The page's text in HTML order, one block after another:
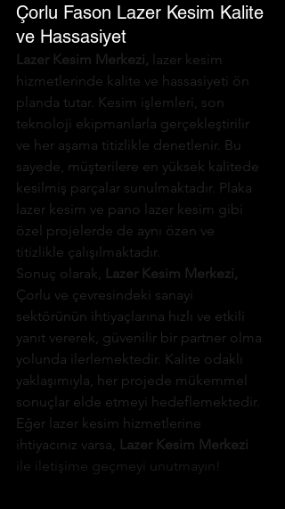
Çorlu Fason Lazer Kesim Kalite
ve Hassasiyet
Lazer Kesim Merkezi, lazer kesim
hizmetlerinde kalite ve hassasiyeti ön
planda tutar. Kesim işlemleri, son
teknoloji ekipmanlarla gerçekleştirilir
ve her aşama titizlikle denetlenir. Bu
sayede, müşterilere en yüksek kalitede
kesilmiş parçalar sunulmaktadır. Plaka
lazer kesim ve pano lazer kesim gibi
özel projelerde de aynı özen ve
titizlikle çalışılmaktadır.
Sonuç olarak, Lazer Kesim Merkezi,
Çorlu ve çevresindeki sanayi
sektörünün ihtiyaçlarına hızlı ve etkili
yanıt vererek, güvenilir bir partner olma
yolunda ilerlemektedir. Kalite odaklı
yaklaşımıyla, her projede mükemmel
sonuçlar elde etmeyi hedeflemektedir.
Eğer lazer kesim hizmetlerine
ihtiyacınız varsa, Lazer Kesim Merkezi
ile iletişime geçmeyi unutmayın!